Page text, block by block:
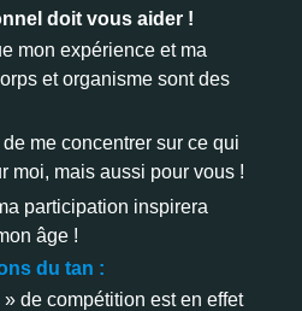
doit vous aider !
mon expérience et ma
et organisme sont des
de me concentrer sur ce qui
moi, mais aussi pour vous !
participation inspirera
âge !
du tan :
de compétition est en effet